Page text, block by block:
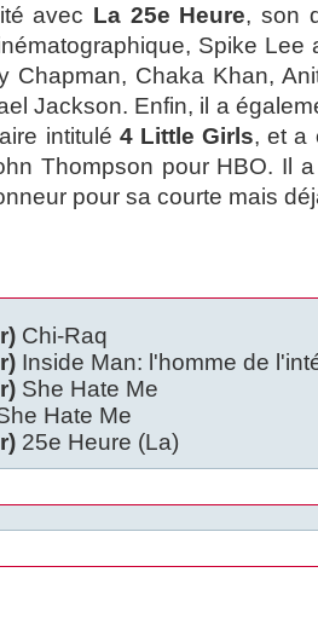
avec La 25e Heure, son
Spike Lee
Chapman, Chaka Khan,
Jackson. Enfin, il a
intitulé 4 Little Girls, et a
Thompson pour HBO. Il
pour sa courte mais
Chi-Raq
Inside Man: l'homme de
She Hate Me
Hate Me
25e Heure (La)